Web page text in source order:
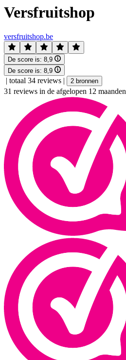
Versfruitshop
versfruitshop.be
De score is: 8,9
De score is: 8,9
| totaal 34 reviews | 2 bronnen
31 reviews in de afgelopen 12 maanden